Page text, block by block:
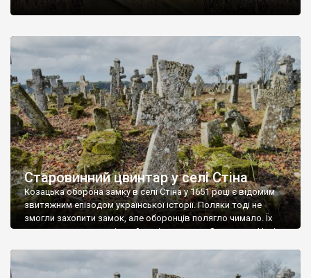
Старовинний цвинтар у селі Стіна
Козацька оборона замку в селі Стіна у 1651 році є відомим
звитяжним епізодом української історії. Поляки тоді не
змогли захопити замок, але оборонців полягло чимало. Їх
поховали на цвинтарі, який тоді називався Замковим. Нині на
ньому чимало хрестів 19 століття, є такі, де епітафії стер […]